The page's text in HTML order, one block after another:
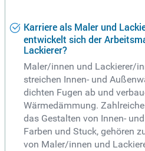
Karriere als Maler und
entwickelt sich der
Lackierer?
Maler/innen und Lackierer/
streichen Innen- und
dichten Fugen ab und
Wärmedämmung.
das Gestalten von Innen-
Farben und Stuck, gehören
von Maler/innen und